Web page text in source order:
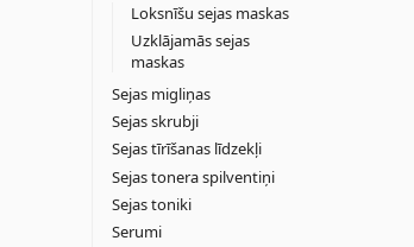
Loksnīšu sejas maskas
Uzklājamās sejas
maskas
Sejas migliņas
Sejas skrubji
Sejas tīrīšanas līdzekļi
Sejas tonera spilventiņi
Sejas toniki
Serumi